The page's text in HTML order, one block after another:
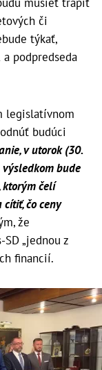
či
týkať,
podpredseda
legislatívnom
budúci
v utorok (30.
bude
ktorým čelí
čo ceny
že
„jednou z
financií.